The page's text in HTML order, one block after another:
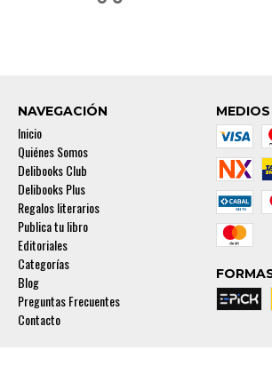
NAVEGACIÓN
Inicio
Quiénes Somos
Delibooks Club
Delibooks Plus
Regalos literarios
Publica tu libro
Editoriales
Categorías
Blog
Preguntas Frecuentes
Contacto